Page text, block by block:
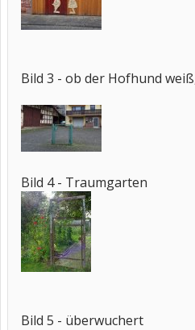
Bild 3 - ob der Hofhund
Bild 4 - Traumgarten
Bild 5 - überwuchert